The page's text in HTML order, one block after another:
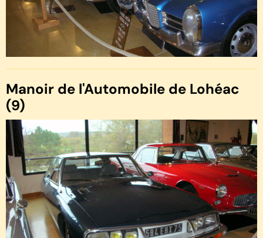
Manoir de l'Automobile de Lohéac
(9)